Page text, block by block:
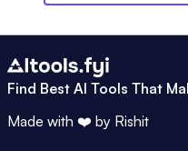
Find Best AI Tools That
Made with ❤️ by Rishit